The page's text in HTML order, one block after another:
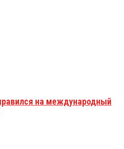
на международный